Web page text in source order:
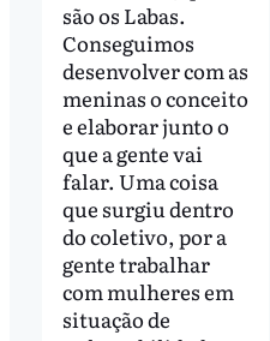
são os Labas.
Conseguimos
desenvolver com as
meninas o conceito
e elaborar junto o
que a gente vai
falar. Uma coisa
que surgiu dentro
do coletivo, por a
gente trabalhar
com mulheres em
situação de